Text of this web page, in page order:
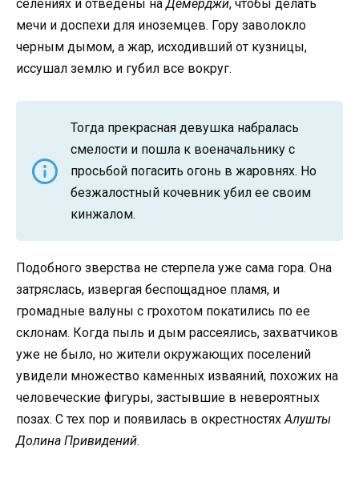
селениях и отведены наДемерджи, чтобы делать
мечи и доспехи для иноземцев. Гору заволокло
черным дымом, а жар, исходивший от кузницы,
иссушал землю и губил все вокруг.
Тогда прекрасная девушка набралась
смелости и пошла к военачальнику с
просьбой погасить огонь в жаровнях. Но
безжалостный кочевник убил ее своим
кинжалом.
Подобного зверства не стерпела уже сама гора. Она
затряслась, извергая беспощадное пламя, и
громадные валуны с грохотом покатились по ее
склонам. Когда пыль и дым рассеялись, захватчиков
уже не было, но жители окружающих поселений
увидели множество каменных изваяний, похожих на
человеческие фигуры, застывшие в невероятных
позах. С тех пор и появилась в окрестностяхАлушты
Долина Привидений.